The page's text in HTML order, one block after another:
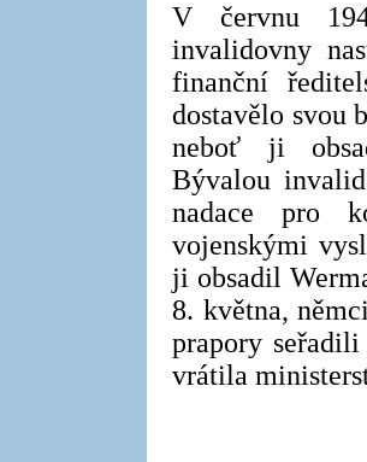
V červnu
invalidovny
finanční
dostavělo svou
neboť ji
Bývalou
nadace pro
vojenskými
ji obsadil
8. května,
prapory
vrátila